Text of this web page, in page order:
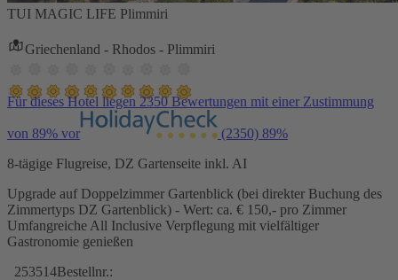
TUI MAGIC LIFE Plimmiri
Griechenland - Rhodos - Plimmiri
Für dieses Hotel liegen 2350 Bewertungen mit einer Zustimmung
von 89% vor (2350) 89%
8-tägige Flugreise, DZ Gartenseite inkl. AI
Upgrade auf Doppelzimmer Gartenblick (bei direkter Buchung des
Zimmertyps DZ Gartenblick) - Wert: ca. € 150,- pro Zimmer
Umfangreiche All Inclusive Verpflegung mit vielfältiger
Gastronomie genießen
253514Bestellnr.: